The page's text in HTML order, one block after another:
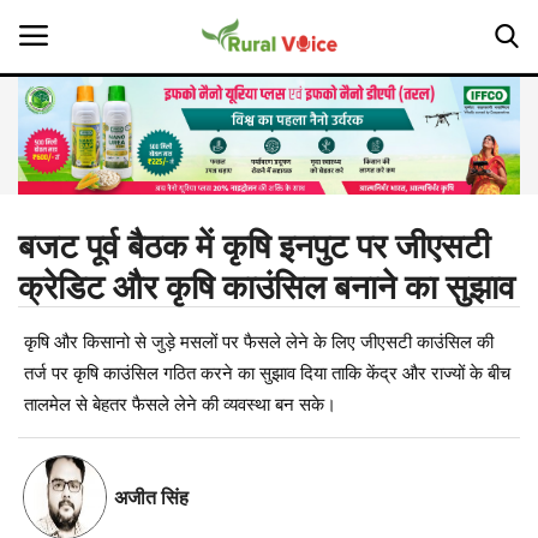
Home
About Us
Leadership Profiles
Opinion
Politics
Magazine
बजट पूर्व बैठक में कृषि इनपुट पर जीएसटी
क्रेडिट और कृषि काउंसिल बनाने का सुझाव
कृषि और किसानो से जुड़े मसलों पर फैसले लेने के लिए जीएसटी काउंसिल की
तर्ज पर कृषि काउंसिल गठित करने का सुझाव दिया ताकि केंद्र और राज्यों के बीच
तालमेल से बेहतर फैसले लेने की व्यवस्था बन सके।
अजीत सिंह